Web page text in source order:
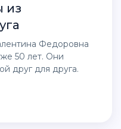
из
50 лет. Они
друг для друга.